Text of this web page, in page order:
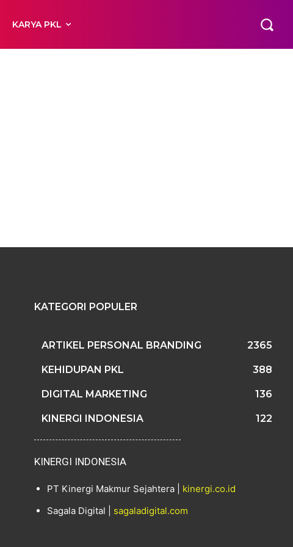
KARYA PKL
KATEGORI POPULER
ARTIKEL PERSONAL BRANDING 2365
KEHIDUPAN PKL 388
DIGITAL MARKETING 136
KINERGI INDONESIA 122
KINERGI INDONESIA
PT Kinergi Makmur Sejahtera | kinergi.co.id
Sagala Digital | sagaladigital.com